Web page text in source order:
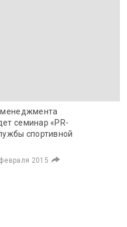
менеджмента
семинар «PR-
спортивной
2015